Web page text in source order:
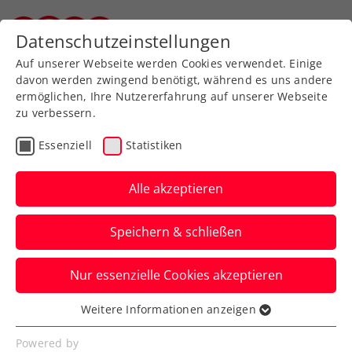
Zurück zur Newsübersicht
Turniere
BAD WALTERSDORF
TROPHY: Auch Novak und
Misolic weiter
Damit kommt es beim ATP-Challenger
gleich zu drei Achtelfinalkrachern mit rot-
weiß-roter Beteiligung.
Verfasst von: Presseaussendung / Redaktion, 18.09.2024
Datenschutzeinstellungen
Auf unserer Webseite werden Cookies verwendet. Einige
davon werden zwingend benötigt, während es uns andere
ermöglichen, Ihre Nutzererfahrung auf unserer Webseite
zu verbessern.
Essenziell Statistiken
Alle akzeptieren
Speichern & schließen
Nur essenzielle Cookies akzeptieren
Essenziell
Essenzielle Cookies werden für grundlegende
Weitere Informationen anzeigen
Powered by